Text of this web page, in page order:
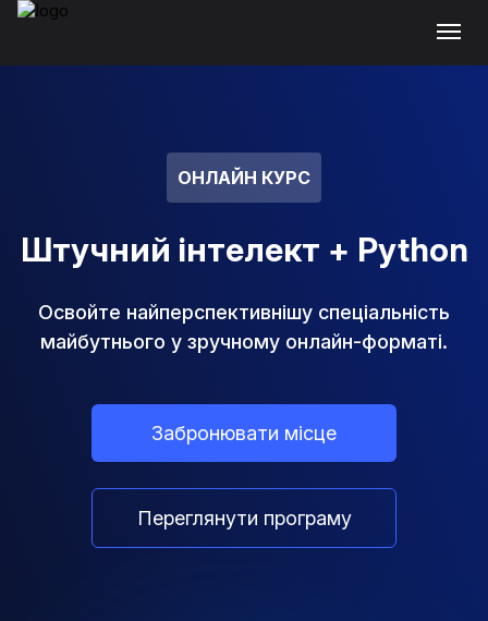
ОНЛАЙН КУРС
Штучний інтелект + Python
Освойте найперспективнішу спеціальність
майбутнього у зручному онлайн-форматі.
Забронювати місце
Переглянути програму